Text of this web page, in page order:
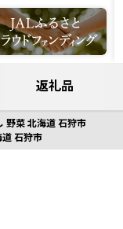
返礼品
野菜 北海道 石狩市
石狩市